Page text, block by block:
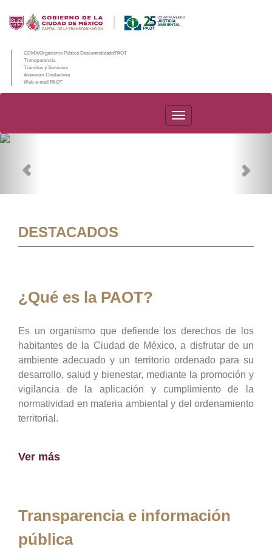
CDMX/Organismo Público Descentralizado/PAOT
Transparencia
Trámites y Servicios
Atención Ciudadana
Web e-mail PAOT
PAOT
DESTACADOS
¿Qué es la PAOT?
Es un organismo que defiende los derechos de los
habitantes de la Ciudad de México, a disfrutar de un
ambiente adecuado y un territorio ordenado para su
desarrollo, salud y bienestar, mediante la promoción y
vigilancia de la aplicación y cumplimiento de la
normatividad en materia ambiental y del ordenamiento
territorial.
Ver más
Transparencia e información
pública